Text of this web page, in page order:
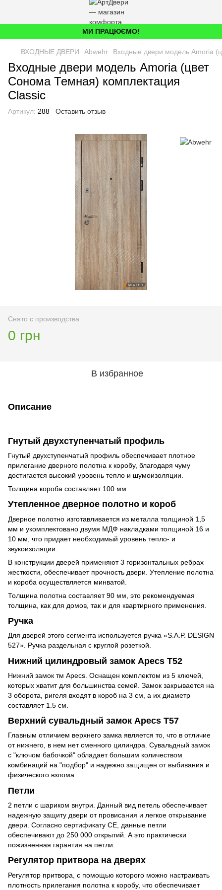
МИ ПРАЦЮЄМО!
ВХОДНЫЕ ДВЕРИ Abwehr Входные двери модель Amoria
Входные двери модель Amoria (цвет
Сонома Темная) комплектация
Classic
Артикул: 288 Оставить отзыв
Снято с производства
0 грн
В избранное
Описание
Гнутый двухступенчатый профиль
Гнутый двухступенчатый профиль обеспечивает плотное
прилегание дверного полотна к коробу, благодаря чуму
достигается высокий уровень тепло и шумоизоляции.
Толщина короба составляет 100 мм
Утепленное дверное полотно и короб
Дверное полотно изготавливается из металла толщиной 1,5
мм и укомплектовано двумя МДФ накладками толщиной 16 и
10 мм, что придает необходимый уровень тепло- и
звукоизоляции.
В конструкции дверей применяют 3 горизонтальных ребрах
жесткости, обеспечивает прочность двери. Утепление полотна
и короба осуществляется минватой.
Толщина полотна составляет 90 мм, это рекомендуемая
толщина, как для домов, так и для квартирного применения.
Ручка
Для дверей этого сегмента используется ручка «S.A.P. DESIGN
527». Ручка раздельная с круглой розеткой.
Нижний цилиндровый замок Apecs T52
Нижний замок тм Apecs. Оснащен комплектом из 5 ключей,
которых хватит для большинства семей. Замок закрывается на
3 оборота, ригеля входят в короб на 3 см, а их диаметр
составляет 1.5 см.
Верхний сувальдный замок Apecs T57
Главным отличием верхнего замка является то, что в отличие
от нижнего, в нем нет сменного цилиндра. Сувальдный замок
с "ключом бабочкой" обладает большим количеством
комбинаций на "подбор" и надежно защищен от выбивания и
физического взлома
Петли
2 петли c шариком внутри. Данный вид петель обеспечивает
надежную защиту двери от провисания и легкое открывание
двери. Согласно сертификату СЕ, данные петли
обеспечивают до 250 000 открытий. А это практически
пожизненная гарантия на петли.
Регулятор притвора на дверях
Регулятор притвора, с помощью которого можно настраивать
плотность прилегания полотна к коробу, что обеспечивает